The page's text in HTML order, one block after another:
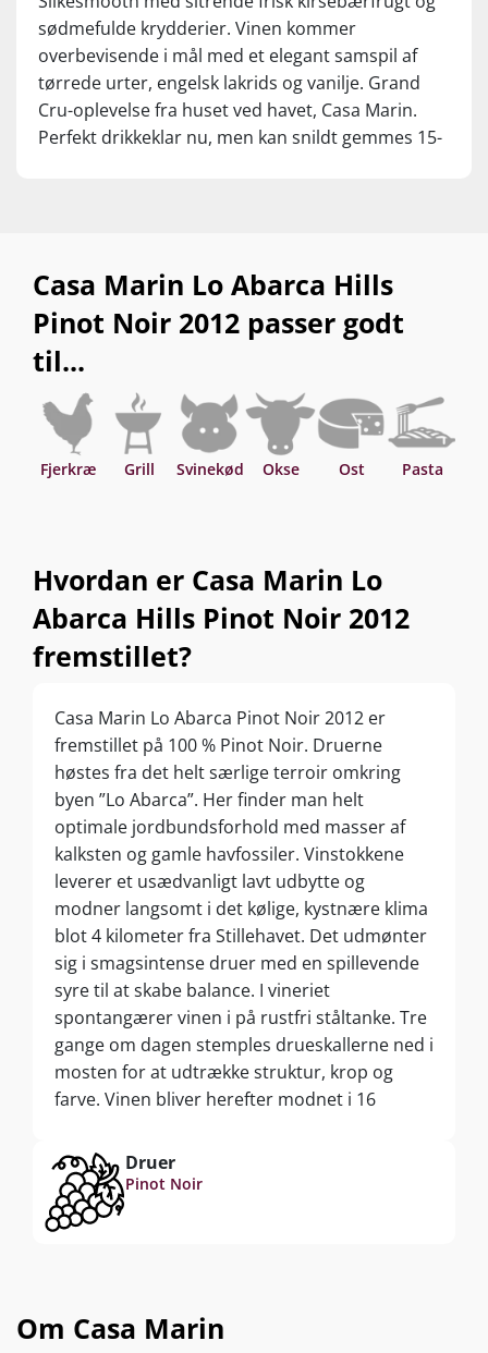
sødmefulde krydderier. Vinen kommer
overbevisende i mål med et elegant samspil af
tørrede urter, engelsk lakrids og vanilje. Grand
Cru-oplevelse fra huset ved havet, Casa Marin.
Perfekt drikkeklar nu, men kan snildt gemmes 15-
Casa Marin Lo Abarca Hills
Pinot Noir 2012 passer godt
til...
Fjerkræ Grill Svinekød Okse Ost Pasta
Hvordan er Casa Marin Lo
Abarca Hills Pinot Noir 2012
fremstillet?
Casa Marin Lo Abarca Pinot Noir 2012 er
fremstillet på 100 % Pinot Noir. Druerne
høstes fra det helt særlige terroir omkring
byen ”Lo Abarca”. Her finder man helt
optimale jordbundsforhold med masser af
kalksten og gamle havfossiler. Vinstokkene
leverer et usædvanligt lavt udbytte og
modner langsomt i det kølige, kystnære klima
blot 4 kilometer fra Stillehavet. Det udmønter
sig i smagsintense druer med en spillevende
syre til at skabe balance. I vineriet
spontangærer vinen i på rustfri ståltanke. Tre
gange om dagen stemples drueskallerne ned i
mosten for at udtrække struktur, krop og
farve. Vinen bliver herefter modnet i 16
nye. Vinen er fantastisk nu, men kan ifølge
Casa Marin selv nydes i minimum 20 år.
Druer
Pinot Noir
Om Casa Marin